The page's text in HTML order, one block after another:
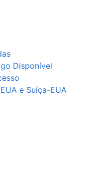
Disponível
e Suíça-EUA